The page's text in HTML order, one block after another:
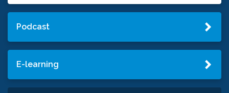
Podcast
E-learning